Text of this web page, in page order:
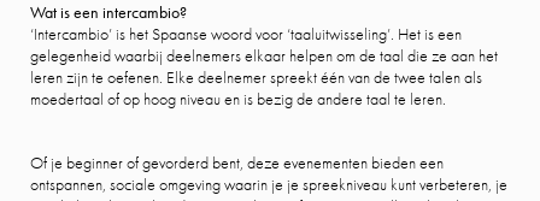
Wat is een intercambio?
‘Intercambio’ is het Spaanse woord voor ‘taaluitwisseling’. Het is een
gelegenheid waarbij deelnemers elkaar helpen om de taal die ze aan het
leren zijn te oefenen. Elke deelnemer spreekt één van de twee talen als
moedertaal of op hoog niveau en is bezig de andere taal te leren.
Of je beginner of gevorderd bent, deze evenementen bieden een
ontspannen, sociale omgeving waarin je je spreekniveau kunt verbeteren, je